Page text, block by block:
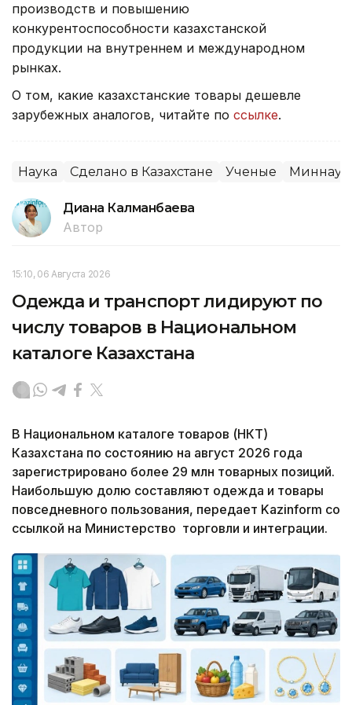
производств и повышению
конкурентоспособности казахстанской
продукции на внутреннем и международном
рынках.
О том, какие казахстанские товары дешевле
зарубежных аналогов, читайте по ссылке.
Наука Сделано в Казахстане Ученые
Диана Калманбаева
Автор
15:10, 06 Августа 2026
Одежда и транспорт лидируют по
числу товаров в Национальном
каталоге Казахстана
В Национальном каталоге товаров (НКТ)
Казахстана по состоянию на август 2026 года
зарегистрировано более 29 млн товарных позиций.
Наибольшую долю составляют одежда и товары
повседневного пользования, передает Kazinform со
ссылкой на Министерство торговли и интеграции.